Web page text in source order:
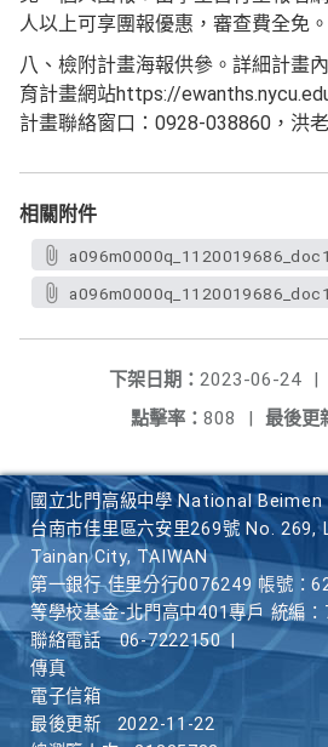
人以上可享團報優惠，審查費全免。
八、檢附計畫海報供參。詳細計畫
育計畫網站https://
計畫聯絡窗口：0928-038860，洪
相關附件
下架日期： 2023-06-24
|
最後更
點擊率： 808 |
國立北門高級中學 National
台南市佳里區六安里269號 No.
Tainan City, TAIWAN
第一銀行 佳里分行0076249 帳號：
等學校基金-北門高中401專戶 統編
聯絡電話
06-7222150
傳真
電子信箱
最後更新
2022-11-22